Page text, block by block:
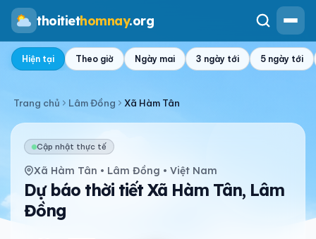
thoitiethomnay.org
Hiện tại Theo giờ Ngày mai 3 ngày tới 5 ngày tới
Trang chủ Lâm Đồng Xã Hàm Tân
Cập nhật thực tế
Xã Hàm Tân • Lâm Đồng • Việt Nam
Dự báo thời tiết Xã Hàm Tân, Lâm
Đồng